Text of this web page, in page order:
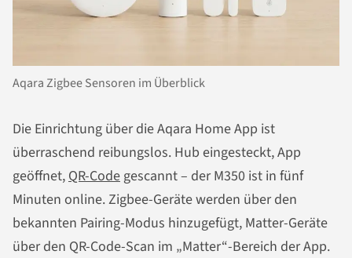
Aqara Zigbee Sensoren im Überblick
Die Einrichtung über die Aqara Home App ist
überraschend reibungslos. Hub eingesteckt, App
geöffnet,QR-Codegescannt – der M350 ist in fünf
Minuten online. Zigbee-Geräte werden über den
bekannten Pairing-Modus hinzugefügt, Matter-Geräte
über den QR-Code-Scan im „Matter“-Bereich der App.